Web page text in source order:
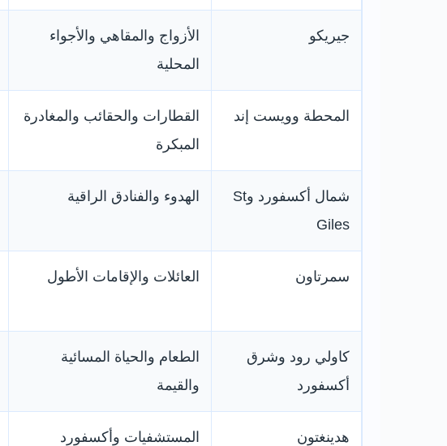
جيريكو
الأزواج والمقاهي والأجواء
المحلية
المحطة وويست إند
القطارات والحقائب والمغادرة
المبكرة
شمال أكسفورد وSt
Giles
الهدوء والفنادق الراقية
سمرتاون العائلات والإقامات الأطول
كاولي رود وشرق
أكسفورد
الطعام والحياة المسائية
والقيمة
هدينغتون
المستشفيات وأكسفورد